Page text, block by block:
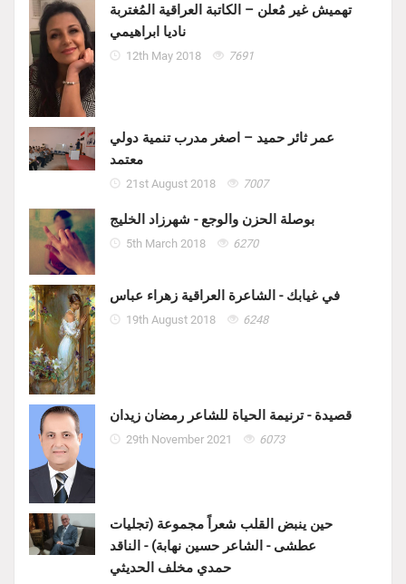
تهميش غير مُعلن – الكاتبة العراقية المُغتربة
ناديا ابراهيمي
12th May 2018 7691
عمر ثائر حميد – اصغر مدرب تنمية دولي
معتمد
21st August 2018 7007
بوصلة الحزن والوجع - شهرزاد الخليج
5th March 2018 6270
في غيابك - الشاعرة العراقية زهراء عباس
19th August 2018 6248
قصيدة - ترنيمة الحياة للشاعر رمضان زيدان
29th November 2021 6073
حين ينبض القلب شعراً مجموعة (تجليات
عطشى - الشاعر حسين نهابة) - الناقد
حمدي مخلف الحديثي